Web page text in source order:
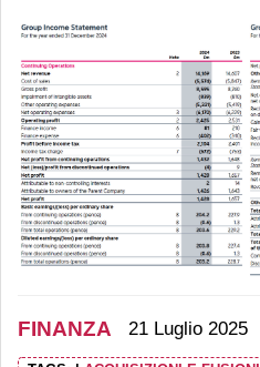
FINANZA 21 Luglio 2025